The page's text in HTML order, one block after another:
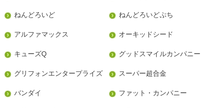
ねんどろいど ねんどろいどぷち
アルファマックス オーキッドシード
キューズQ グッドスマイルカンパニー
グリフォンエンタープライズ スーパー超合金
バンダイ ファット・カンパニー